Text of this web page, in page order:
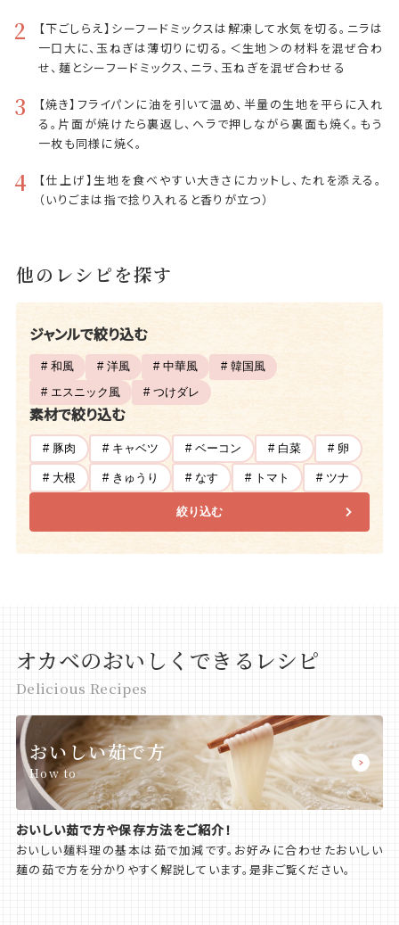
2
【下ごしらえ】シーフードミックスは解凍して水気を切る。ニラは
一口大に、玉ねぎは薄切りに切る。＜生地＞の材料を混ぜ合わ
せ、麺とシーフードミックス、ニラ、玉ねぎを混ぜ合わせる
3
【焼き】フライパンに油を引いて温め、半量の生地を平らに入れ
る。片面が焼けたら裏返し、ヘラで押しながら裏面も焼く。もう
一枚も同様に焼く。
4
【仕上げ】生地を食べやすい大きさにカットし、たれを添える。
（いりごまは指で捻り入れると香りが立つ）
他のレシピを探す
ジャンルで絞り込む
# 和風 # 洋風 # 中華風
# 韓国風
# エスニック風
# つけダレ
素材で絞り込む
# 豚肉 # キャベツ # ベーコン # 白菜 # 卵
# 大根 # きゅうり # なす # トマト # ツナ
絞り込む
オカベのおいしくできるレシピ
Delicious Recipes
おいしい茹で方
How to
おいしい茹で方や保存方法をご紹介！
おいしい麺料理の基本は茹で加減です。お好みに合わせたおいしい
麺の茹で方を分かりやすく解説しています。是非ご覧ください。